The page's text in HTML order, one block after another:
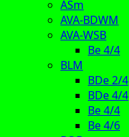
ASm
AVA-BDWM
AVA-WSB
Be 4/4
BLM
BDe 2/4
BDe 4/4
Be 4/4
Be 4/6